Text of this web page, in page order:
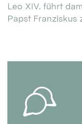
Leo XIV. führt
Papst Franziskus